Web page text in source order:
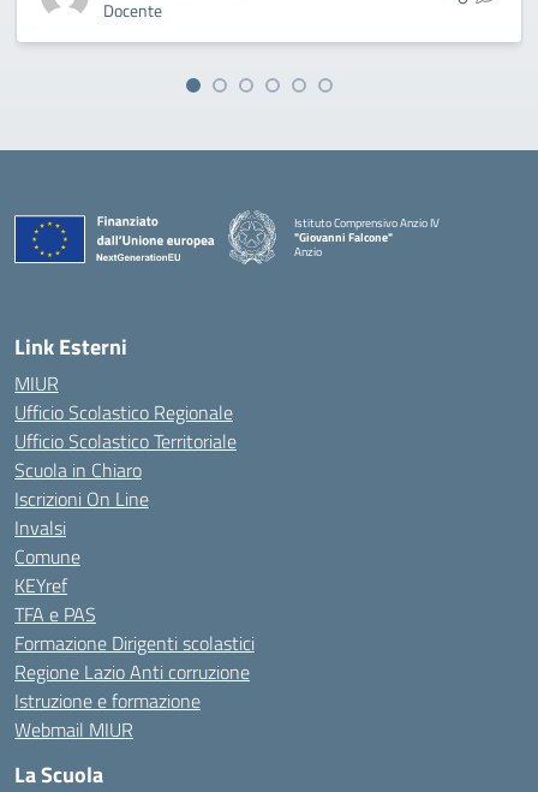
Docente
Istituto Comprensivo Anzio IV
"Giovanni Falcone"
Anzio
Link Esterni
MIUR
Ufficio Scolastico Regionale
Ufficio Scolastico Territoriale
Scuola in Chiaro
Iscrizioni On Line
Invalsi
Comune
KEYref
TFA e PAS
Formazione Dirigenti scolastici
Regione Lazio Anti corruzione
Istruzione e formazione
Webmail MIUR
La Scuola